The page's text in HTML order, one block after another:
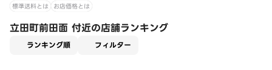
標準送料とは お店価格とは
立田町前田面 付近の店舗ランキング
ランキング順 フィルター